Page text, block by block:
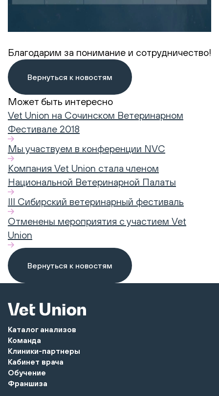
Благодарим за понимание и сотрудничество!
Вернуться к новостям
Может быть интересно
Vet Union на Сочинском Ветеринарном
Фестивале 2018
Мы участвуем в конференции NVC
Компания Vet Union стала членом
Национальной Ветеринарной Палаты
III Сибирский ветеринарный фестиваль
Отменены мероприятия с участием Vet
Union
Вернуться к новостям
Каталог анализов
Команда
Клиники-партнеры
Кабинет врача
Обучение
Франшиза